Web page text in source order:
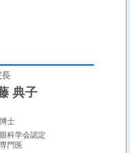
長
典子
士
科学会認定
門医